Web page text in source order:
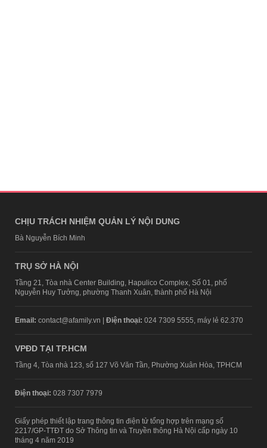
CHỊU TRÁCH NHIỆM QUẢN LÝ NỘI DUNG
Bà Nguyễn Bích Minh
TRỤ SỞ HÀ NỘI
Tầng 21, Tòa nhà Center Building, Hapulico Complex, Số 01, phố
Nguyễn Huy Tưởng, phường Thanh Xuân, thành phố Hà Nội
Email: contact@afamily.vn | Điện thoại: 024 7309 5555, máy lẻ 62.370
VPĐD TẠI TP.HCM
Tầng 4, Tòa nhà 123, số 127 Võ Văn Tần, Phường Xuân Hòa, TPHCM
Điện thoại: 028 7307 7979
Giấy phép thiết lập trang thông tin điện tử tổng hợp trên mạng số
2217/GP-TTĐT do Sở Thông tin và Truyền thông Hà Nội cấp ngày 10
tháng 4 năm 2019